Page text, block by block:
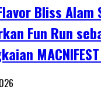
Bliss Alam
Fun Run